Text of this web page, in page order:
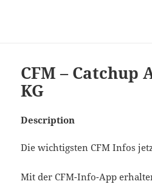
CFM – Catchup
KG
Description
Die wichtigsten CFM Infos
Mit der CFM-Info-App